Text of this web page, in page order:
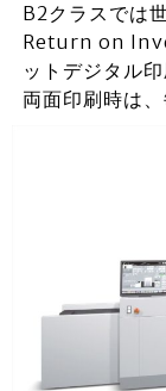
B2クラスでは
Return on
ットデジタル印
両面印刷時は